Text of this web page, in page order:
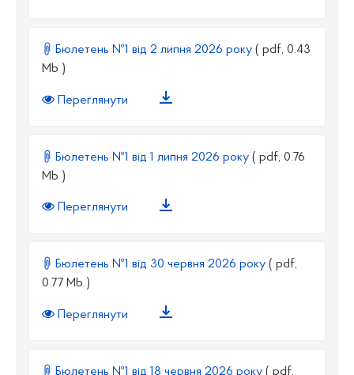
Бюлетень №1 від 2 липня 2026 року ( pdf, 0.43
Mb )
Переглянути
Бюлетень №1 від 1 липня 2026 року ( pdf, 0.76
Mb )
Переглянути
Бюлетень №1 від 30 червня 2026 року ( pdf,
0.77 Mb )
Переглянути
Бюлетень №1 від 18 червня 2026 року ( pdf,